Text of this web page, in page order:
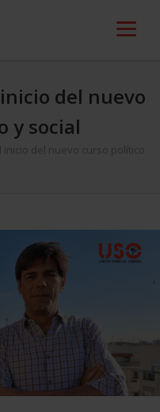
del nuevo
y social
del nuevo curso político